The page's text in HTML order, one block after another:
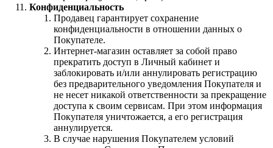
Конфиденциальность
Продавец гарантирует сохранение
конфиденциальности в отношении данных о
Покупателе.
Интернет-магазин оставляет за собой право
прекратить доступ в Личный кабинет и
заблокировать и/или аннулировать регистрацию
без предварительного уведомления Покупателя и
не несет никакой ответственности за прекращение
доступа к своим сервисам. При этом информация
Покупателя уничтожается, а его регистрация
аннулируется.
В случае нарушения Покупателем условий